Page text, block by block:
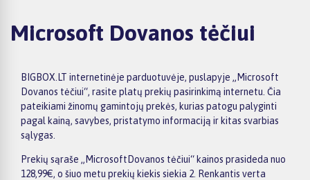
Microsoft Dovanos tėčiui
BIGBOX.LT internetinėje parduotuvėje, puslapyje „Microsoft
Dovanos tėčiui“, rasite platų prekių pasirinkimą internetu. Čia
pateikiami žinomų gamintojų prekės, kurias patogu palyginti
pagal kainą, savybes, pristatymo informaciją ir kitas svarbias
sąlygas.
Prekių sąraše „MicrosoftDovanos tėčiui“ kainos prasideda nuo
128,99€, o šiuo metu prekių kiekis siekia 2. Renkantis verta